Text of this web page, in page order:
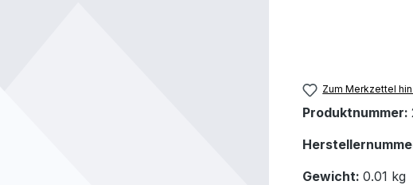
Zum Merkzettel
Produktnummer:
Gewicht: 0.01 kg